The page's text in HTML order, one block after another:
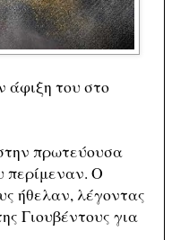
άφιξη του στο
πρωτεύουσα
περίμεναν. Ο
ήθελαν, λέγοντας
Γιουβέντους για